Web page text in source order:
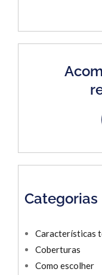
Categorias
Características
Coberturas
Como escolher